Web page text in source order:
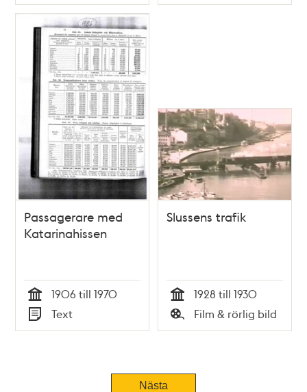
Typ Typ
Passagerare med
Katarinahissen
Tid
1906 till 1970
Typ
Text
Slussens trafik
Tid
1928 till 1930
Typ
Film & rörlig bild
Nästa